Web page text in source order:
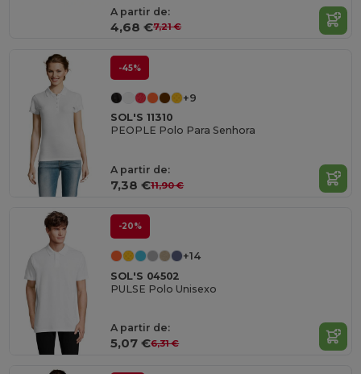
A partir de:
4,68 €7,21 €
-45%
+9
SOL'S 11310
PEOPLE Polo Para Senhora
A partir de:
7,38 €11,90 €
-20%
+14
SOL'S 04502
PULSE Polo Unisexo
A partir de:
5,07 €6,31 €